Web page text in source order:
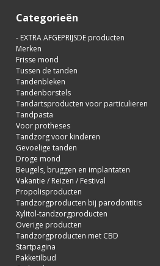
Categorieën
- EXTRA AFGEPRIJSDE producten
Merken
Frisse mond
Tussen de tanden
Tandenbleken
Tandenborstels
Tandartsproducten voor particulieren
Tandpasta
Voor protheses
Tandzorg voor kinderen
Gevoelige tanden
Droge mond
Beugels, bruggen en implantaten
Vakantie / Reizen / Festival
Propolisproducten
Tandzorgproducten bij parodontitis
Xylitol-tandzorgproducten
Overige producten
Tandzorgproducten met CBD
Startpagina
Pakketilbud